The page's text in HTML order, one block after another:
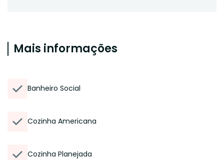
Mais informações
Banheiro Social
Cozinha Americana
Cozinha Planejada